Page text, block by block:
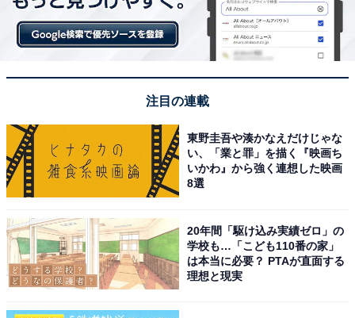
持ちにはとても満足です
注目の連載
東野圭吾や湊かなえだけじゃな
い、「業と罪」を描く『映画ち
いかわ』から強く連想した映画
8選
20年間「駆け込み実績ゼロ」の
学校も…「こども110番の家」
は本当に必要？ PTAが直面する
理想と現実